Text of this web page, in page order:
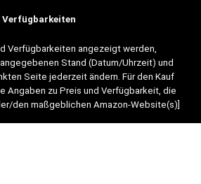
Verfügbarkeiten
Verfügbarkeiten angezeigt werden,
Stand (Datum/Uhrzeit) und
Seite jederzeit ändern. Für den Kauf
Angaben zu Preis und Verfügbarkeit, die
den maßgeblichen Amazon-Website(s)]